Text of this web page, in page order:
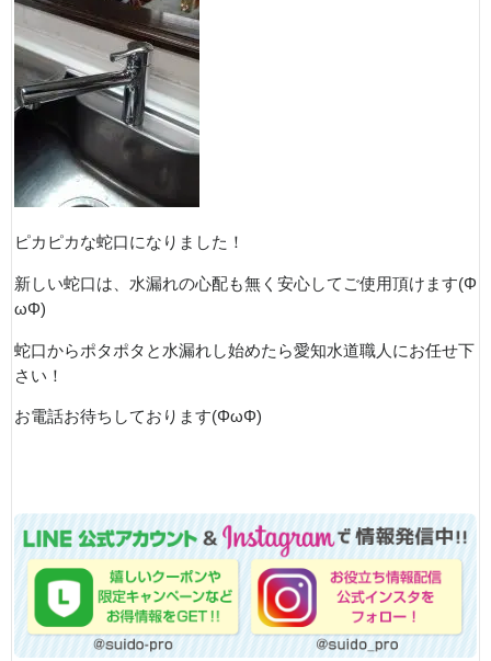
ピカピカな蛇口になりました！
新しい蛇口は、水漏れの心配も無く安心してご使用頂けます(Φ
ωΦ)
蛇口からポタポタと水漏れし始めたら愛知水道職人にお任せ下
さい！
お電話お待ちしております(ΦωΦ)